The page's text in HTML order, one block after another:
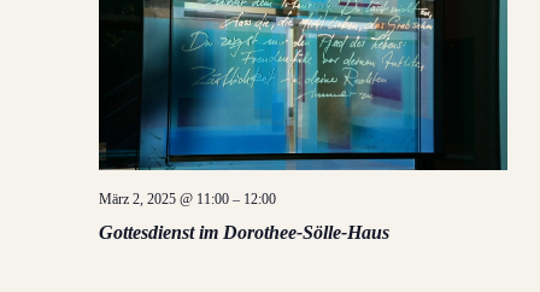
Gottesdienst im Dorothee-Sölle-Haus
März 2, 2025 @ 11:00– 12:00